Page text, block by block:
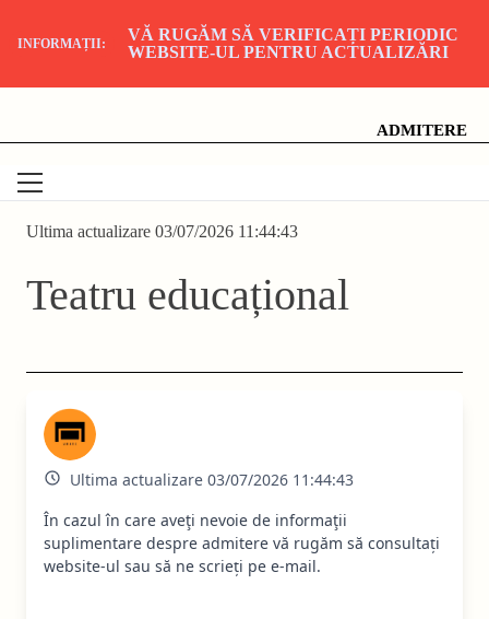
INFORMAȚII:
VĂ RUGĂM SĂ VERIFICAȚI PERIODIC
WEBSITE-UL PENTRU ACTUALIZĂRI
Universitatea Națională de Artă Teatrală și Cinematografică
ADMITERE
Ultima actualizare 03/07/2026 11:44:43
Teatru educațional
Ultima actualizare 03/07/2026 11:44:43
În cazul în care aveţi nevoie de informaţii
suplimentare despre admitere vă rugăm să consultați
website-ul sau să ne scrieți pe e-mail.